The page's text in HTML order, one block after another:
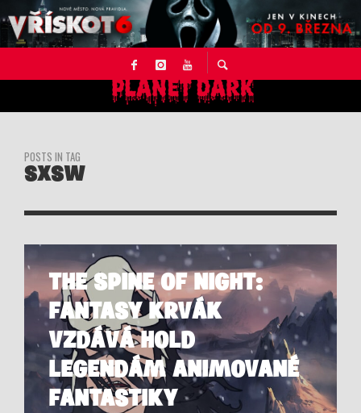
POSTS IN TAG
SXSW
THE SPINE OF NIGHT:
FANTASY KRVÁK
VZDÁVÁ HOLD
LEGENDÁM ANIMOVANÉ
FANTASTIKY